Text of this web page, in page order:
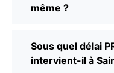
même ?
Sous quel délai
intervient-il à